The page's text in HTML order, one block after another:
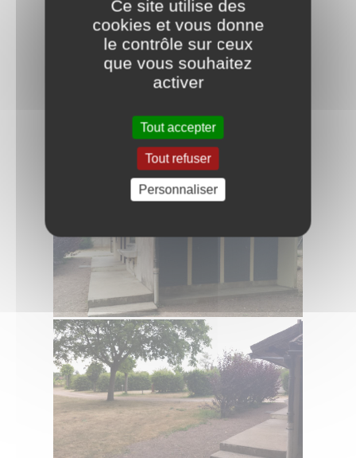
Ce site utilise des
cookies et vous donne
le contrôle sur ceux
que vous souhaitez
activer
Tout accepter
Tout refuser
Personnaliser